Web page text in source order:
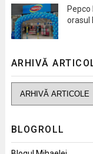
orasul
ARHIVĂ
BLOGROLL